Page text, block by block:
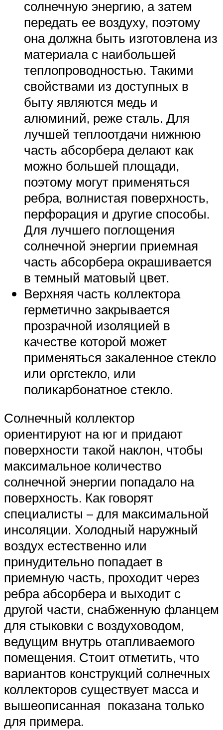
солнечную энергию, а затем
передать ее воздуху, поэтому
она должна быть изготовлена из
материала с наибольшей
теплопроводностью. Такими
свойствами из доступных в
быту являются медь и
алюминий, реже сталь. Для
лучшей теплоотдачи нижнюю
часть абсорбера делают как
можно большей площади,
поэтому могут применяться
ребра, волнистая поверхность,
перфорация и другие способы.
Для лучшего поглощения
солнечной энергии приемная
часть абсорбера окрашивается
в темный матовый цвет.
Верхняя часть коллектора
герметично закрывается
прозрачной изоляцией в
качестве которой может
применяться закаленное стекло
или оргстекло, или
поликарбонатное стекло.
Солнечный коллектор
ориентируют на юг и придают
поверхности такой наклон, чтобы
максимальное количество
солнечной энергии попадало на
поверхность. Как говорят
специалисты – для максимальной
инсоляции. Холодный наружный
воздух естественно или
принудительно попадает в
приемную часть, проходит через
ребра абсорбера и выходит с
другой части, снабженную фланцем
для стыковки с воздуховодом,
ведущим внутрь отапливаемого
помещения. Стоит отметить, что
вариантов конструкций солнечных
коллекторов существует масса и
вышеописанная показана только
для примера.